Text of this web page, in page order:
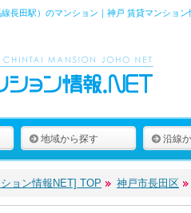
長田駅）のマンション｜神戸 賃貸マンション
地域から探す 沿線
ョン情報NET] TOP 神戸市長田区